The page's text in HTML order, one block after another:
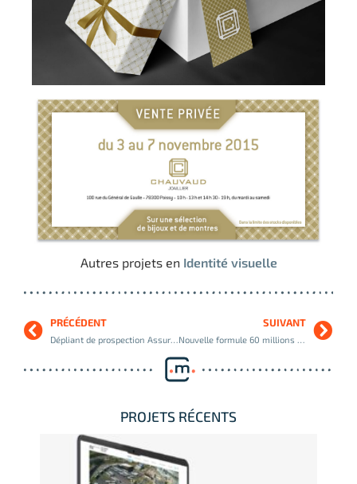
Autres projets en Identité visuelle
PRÉCÉDENT
Dépliant de prospection Assurama
SUIVANT
Nouvelle formule 60 millions de consommateurs, INC
PROJETS RÉCENTS